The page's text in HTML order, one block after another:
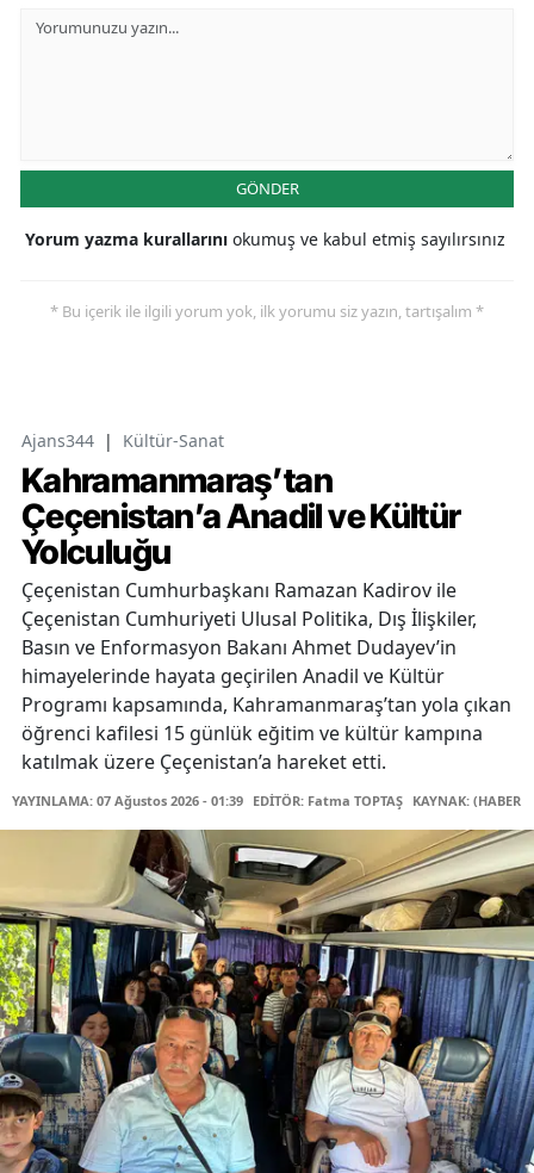
GÖNDER
Yorum yazma kurallarını okumuş ve kabul etmiş sayılırsınız
* Bu içerik ile ilgili yorum yok, ilk yorumu siz yazın, tartışalım *
Ajans344 | Kültür-Sanat
Kahramanmaraş’tan
Çeçenistan’a Anadil ve Kültür
Yolculuğu
Çeçenistan Cumhurbaşkanı Ramazan Kadirov ile
Çeçenistan Cumhuriyeti Ulusal Politika, Dış İlişkiler,
Basın ve Enformasyon Bakanı Ahmet Dudayev’in
himayelerinde hayata geçirilen Anadil ve Kültür
Programı kapsamında, Kahramanmaraş’tan yola çıkan
öğrenci kafilesi 15 günlük eğitim ve kültür kampına
katılmak üzere Çeçenistan’a hareket etti.
YAYINLAMA: 07 Ağustos 2026 - 01:39 EDİTÖR: Fatma TOPTAŞ KAYNAK: (HABER